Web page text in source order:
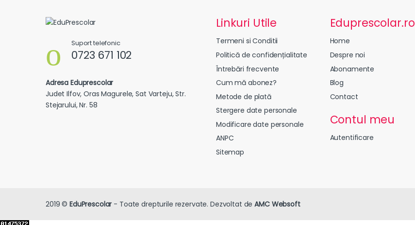
Suport telefonic
0723 671 102
Adresa Eduprescolar
Judet Ilfov, Oras Magurele, Sat Varteju, Str.
Stejarului, Nr. 58
Linkuri Utile
Termeni si Conditii
Politică de confidențialitate
Întrebări frecvente
Cum mă abonez?
Metode de plată
Stergere date personale
Modificare date personale
ANPC
Sitemap
Eduprescolar.ro
Home
Despre noi
Abonamente
Blog
Contact
Contul meu
Autentificare
2019 ©EduPrescolar - Toate drepturile rezervate. Dezvoltat deAMC Websoft